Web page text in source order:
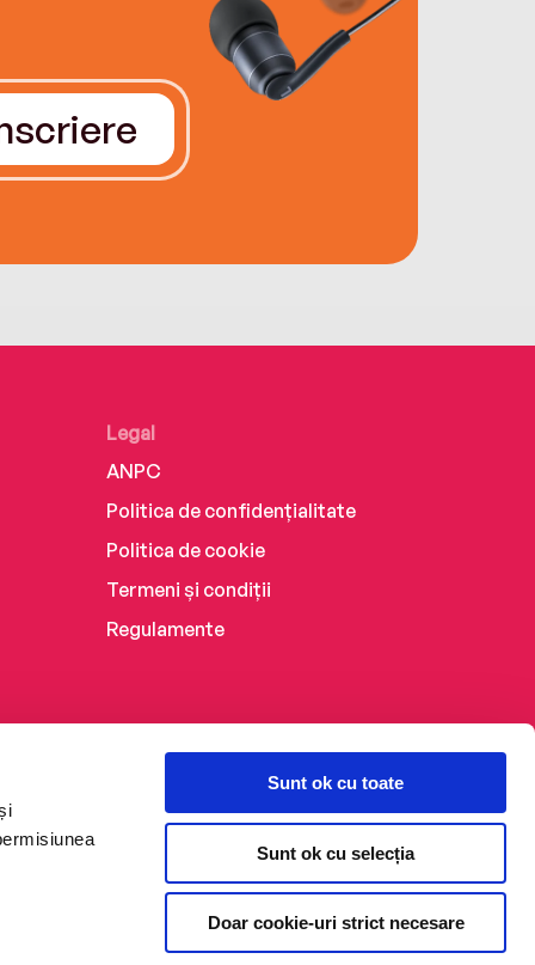
Sunt ok cu toate
Sunt ok cu selecția
Doar cookie-uri strict necesare
Legal
ANPC
Politica de confidențialitate
Politica de cookie
Termeni și condiții
Regulamente